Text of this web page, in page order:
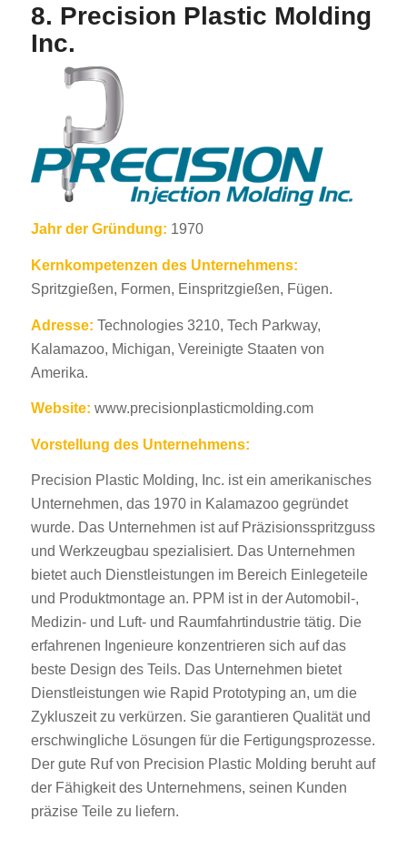
8. Precision Plastic Molding
Inc.
Jahr der Gründung: 1970
Kernkompetenzen des Unternehmens:
Spritzgießen, Formen, Einspritzgießen, Fügen.
Adresse: Technologies 3210, Tech Parkway,
Kalamazoo, Michigan, Vereinigte Staaten von
Amerika.
Website: www.precisionplasticmolding.com
Vorstellung des Unternehmens:
Precision Plastic Molding, Inc. ist ein amerikanisches
Unternehmen, das 1970 in Kalamazoo gegründet
wurde. Das Unternehmen ist auf Präzisionsspritzguss
und Werkzeugbau spezialisiert. Das Unternehmen
bietet auch Dienstleistungen im Bereich Einlegeteile
und Produktmontage an. PPM ist in der Automobil-,
Medizin- und Luft- und Raumfahrtindustrie tätig. Die
erfahrenen Ingenieure konzentrieren sich auf das
beste Design des Teils. Das Unternehmen bietet
Dienstleistungen wie Rapid Prototyping an, um die
Zykluszeit zu verkürzen. Sie garantieren Qualität und
erschwingliche Lösungen für die Fertigungsprozesse.
Der gute Ruf von Precision Plastic Molding beruht auf
der Fähigkeit des Unternehmens, seinen Kunden
präzise Teile zu liefern.